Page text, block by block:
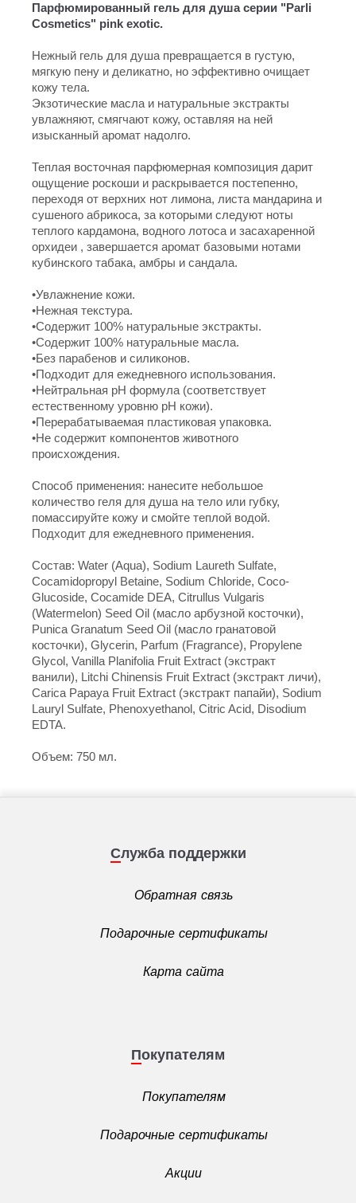
Парфюмированный гель для душа серии "Parli
Cosmetics" pink exotic.
Нежный гель для душа превращается в густую,
мягкую пену и деликатно, но эффективно очищает
кожу тела.
Экзотические масла и натуральные экстракты
увлажняют, смягчают кожу, оставляя на ней
изысканный аромат надолго.
Теплая восточная парфюмерная композиция дарит
ощущение роскоши и раскрывается постепенно,
переходя от верхних нот лимона, листа мандарина и
сушеного абрикоса, за которыми следуют ноты
теплого кардамона, водного лотоса и засахаренной
орхидеи , завершается аромат базовыми нотами
кубинского табака, амбры и сандала.
•Увлажнение кожи.
•Нежная текстура.
•Содержит 100% натуральные экстракты.
•Содержит 100% натуральные масла.
•Без парабенов и силиконов.
•Подходит для ежедневного использования.
•Нейтральная pH формула (соответствует
естественному уровню pH кожи).
•Перерабатываемая пластиковая упаковка.
•Не содержит компонентов животного
происхождения.
Способ применения: нанесите небольшое
количество геля для душа на тело или губку,
помассируйте кожу и смойте теплой водой.
Подходит для ежедневного применения.
Состав: Water (Aqua), Sodium Laureth Sulfate,
Cocamidopropyl Betaine, Sodium Chloride, Coco-
Glucoside, Cocamide DEA, Citrullus Vulgaris
(Watermelon) Seed Oil (масло арбузной косточки),
Punica Granatum Seed Oil (масло гранатовой
косточки), Glycerin, Parfum (Fragrance), Propylene
Glycol, Vanilla Planifolia Fruit Extract (экстракт
ванили), Litchi Chinensis Fruit Extract (экстракт личи),
Carica Papaya Fruit Extract (экстракт папайи), Sodium
Lauryl Sulfate, Phenoxyethanol, Citric Acid, Disodium
EDTA.
Объем: 750 мл.
Служба поддержки
Обратная связь
Подарочные сертификаты
Карта сайта
Покупателям
Покупателям
Подарочные сертификаты
Акции